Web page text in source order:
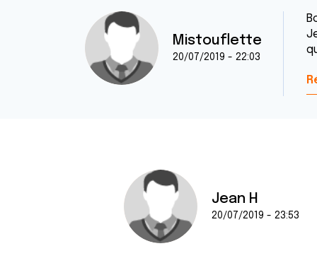
Mistouflette
20/07/2019 - 22:03
Jean H
20/07/2019 - 23:53